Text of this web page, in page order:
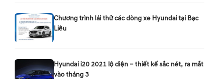
Chương trình lái thử các dòng xe Hyundai tại Bạc
Liêu
Hyundai i20 2021 lộ diện – thiết kế sắc nét, ra mắt
vào tháng 3